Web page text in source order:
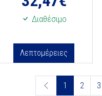
Διαθέσιμο
Λεπτομέρειες
1 2 3